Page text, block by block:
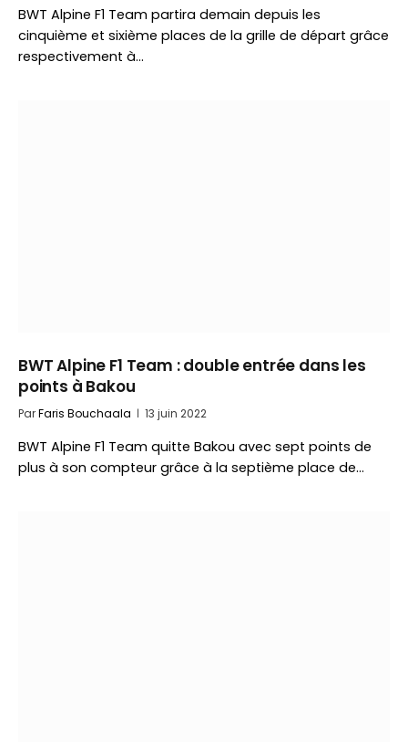
BWT Alpine F1 Team partira demain depuis les
cinquième et sixième places de la grille de départ grâce
respectivement à…
BWT Alpine F1 Team : double entrée dans les
points à Bakou
ParFaris Bouchaala 13 juin 2022
BWT Alpine F1 Team quitte Bakou avec sept points de
plus à son compteur grâce à la septième place de…